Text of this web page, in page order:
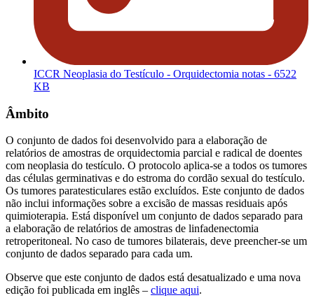
ICCR Neoplasia do Testículo - Orquidectomia notas - 6522
KB
Âmbito
O conjunto de dados foi desenvolvido para a elaboração de
relatórios de amostras de orquidectomia parcial e radical de doentes
com neoplasia do testículo. O protocolo aplica-se a todos os tumores
das células germinativas e do estroma do cordão sexual do testículo.
Os tumores paratesticulares estão excluídos. Este conjunto de dados
não inclui informações sobre a excisão de massas residuais após
quimioterapia. Está disponível um conjunto de dados separado para
a elaboração de relatórios de amostras de linfadenectomia
retroperitoneal. No caso de tumores bilaterais, deve preencher-se um
conjunto de dados separado para cada um.
Observe que este conjunto de dados está desatualizado e uma nova
edição foi publicada em inglês – clique aqui.